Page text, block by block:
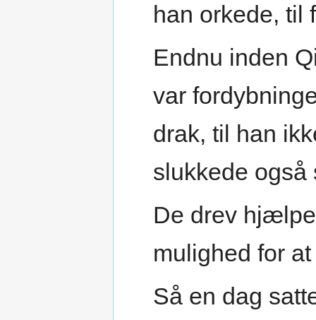
han orkede, til
Endnu inden
var
drak, til han
slukkede også
De drev
mulighed for
Så en dag